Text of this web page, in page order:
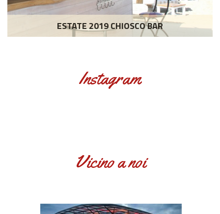
ESTATE 2019 CHIOSCO BAR
Instagram
Vicino a noi